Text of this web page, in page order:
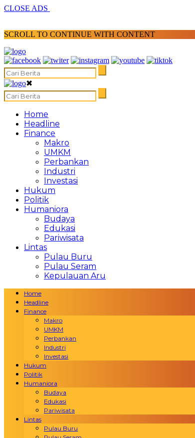
CLOSE ADS
SCROLL TO CONTINUE WITH CONTENT
✖
Home
Headline
Finance
Makro
UMKM
Perbankan
Industri
Investasi
Hukum
Politik
Humaniora
Budaya
Edukasi
Pariwisata
Lintas
Pulau Buru
Pulau Seram
Kepulauan Aru
Home
Headline
Finance
Makro
UMKM
Perbankan
Industri
Investasi
Hukum
Politik
Humaniora
Budaya
Edukasi
Pariwisata
Lintas
Pulau Buru